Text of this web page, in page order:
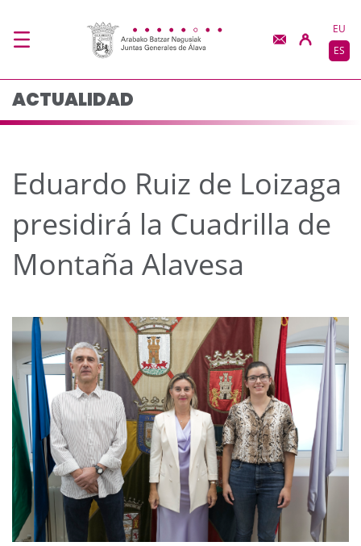
Eduardo Ruiz de
EU
ES
ACTUALIDAD
Eduardo Ruiz de Loizaga
presidirá la Cuadrilla de
Montaña Alavesa